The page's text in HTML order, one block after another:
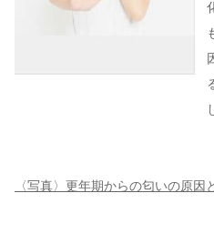
〈写真〉更年期からの匂いの原因